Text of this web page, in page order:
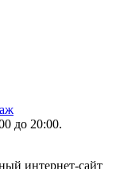
до 20:00.
интернет-сайт